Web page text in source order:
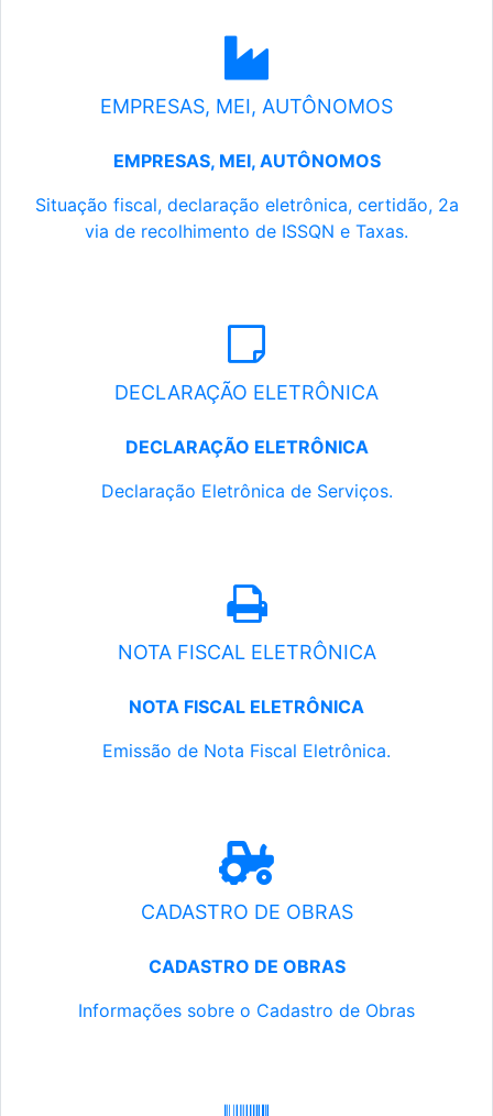
EMPRESAS, MEI, AUTÔNOMOS
EMPRESAS, MEI, AUTÔNOMOS
Situação fiscal, declaração eletrônica, certidão, 2a
via de recolhimento de ISSQN e Taxas.
DECLARAÇÃO ELETRÔNICA
DECLARAÇÃO ELETRÔNICA
Declaração Eletrônica de Serviços.
NOTA FISCAL ELETRÔNICA
NOTA FISCAL ELETRÔNICA
Emissão de Nota Fiscal Eletrônica.
CADASTRO DE OBRAS
CADASTRO DE OBRAS
Informações sobre o Cadastro de Obras